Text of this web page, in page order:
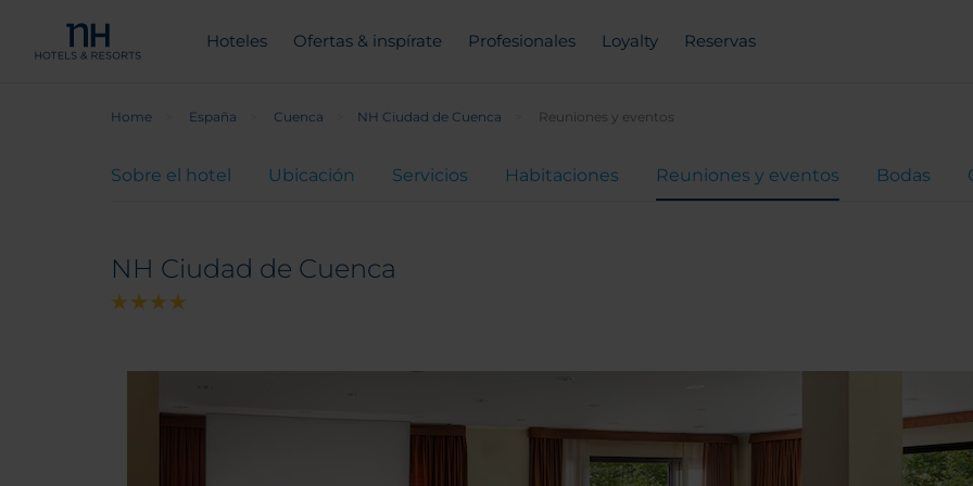
Hoteles Ofertas & inspírate Profesionales Loyalty Reservas
Home España Cuenca NH Ciudad de Cuenca Reuniones y eventos
Sobre el hotel Ubicación Servicios Habitaciones Reuniones y eventos Bodas
NH Ciudad de Cuenca